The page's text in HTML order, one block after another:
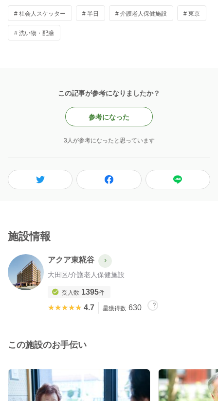
# 社会人スケッター # 半日 # 介護老人保健施設 # 東京
# 洗い物・配膳
この記事が参考になりましたか？
参考になった
3人が参考になったと思っています
施設情報
アクア東糀谷
大田区/介護老人保健施設
受入数 1395件
★★★★★
★★★★★ 4.7 星獲得数 630
この施設のお手伝い